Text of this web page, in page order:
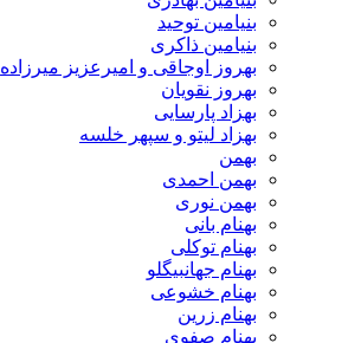
بنیامین توحید
بنیامین ذاکری
بهروز اوجاقی و امیرعزیز میرزاده
بهروز نقویان
بهزاد پارسایی
بهزاد لیتو و سپهر خلسه
بهمن
بهمن احمدی
بهمن نوری
بهنام بانی
بهنام توکلی
بهنام جهانبیگلو
بهنام خشوعی
بهنام زرین
بهنام صفوی